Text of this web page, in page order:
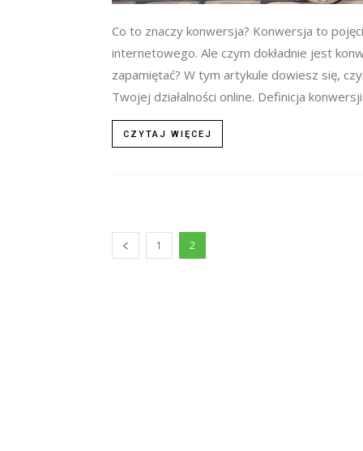
Co to znaczy konwersja? Konwersja to
internetowego. Ale czym dokładnie jest
zapamiętać? W tym artykule dowiesz się,
Twojej działalności online. Definicja
CZYTAJ WIĘCEJ
1 2